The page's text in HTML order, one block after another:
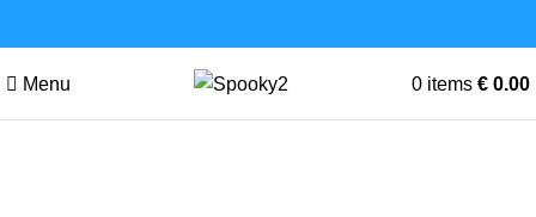
Menu 0 items € 0.00